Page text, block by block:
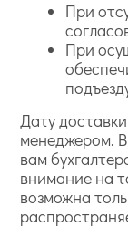
При
При
Дату
менеджером.
вам
внимание на
возможна